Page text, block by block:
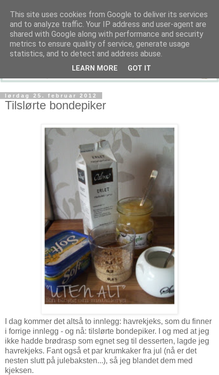
lørdag 25. februar 2012
Tilslørte bondepiker
I dag kommer det altså to innlegg: havrekjeks, som du finner
i forrige innlegg - og nå: tilslørte bondepiker. I og med at jeg
ikke hadde brødrasp som egnet seg til desserten, lagde jeg
havrekjeks. Fant også et par krumkaker fra jul (nå er det
nesten slutt på julebaksten...), så jeg blandet dem med
kjeksen.
This site uses cookies from Google to deliver its services
and to analyze traffic. Your IP address and user-agent are
shared with Google along with performance and security
metrics to ensure quality of service, generate usage
statistics, and to detect and address abuse.
LEARN MORE GOT IT